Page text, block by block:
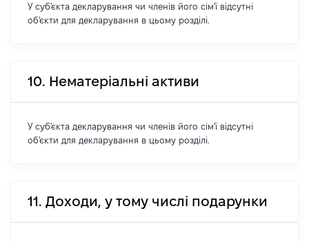
У суб'єкта декларування чи членів його сім'ї відсутні
об'єкти для декларування в цьому розділі.
10. Нематеріальні активи
У суб'єкта декларування чи членів його сім'ї відсутні
об'єкти для декларування в цьому розділі.
11. Доходи, у тому числі подарунки